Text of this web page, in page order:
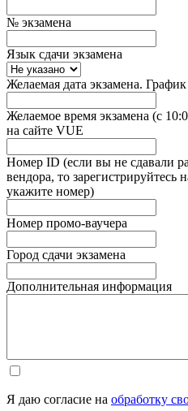
№ экзамена
Язык сдачи экзамена
Желаемая дата экзамена.
Желаемое время экзамена (с
на сайте VUE
Номер ID (если вы не сдавали
вендора, то зарегистрируйтесь
укажите номер)
Номер промо-ваучера
Город сдачи экзамена
Дополнительная информация
Я даю согласие на обработку